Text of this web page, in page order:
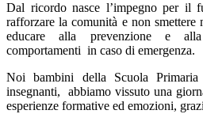
Dal ricordo nasce l’impegno per il
rafforzare la comunità e non smettere
educare alla prevenzione e
comportamenti in caso di emergenza.
Noi bambini della Scuola
insegnanti, abbiamo vissuto una
esperienze formative ed emozioni,